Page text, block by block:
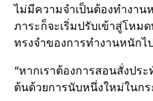
ไม่มีความจำเป็นต้องทำงาน
ภาระก็จะเริ่มปรับเข้าสู่โหม
ทรงจำของการทำงานหนักไ
“หากเราต้องการสอนสั่งปร
ต้นด้วยการนับหนึ่งใหม่ในก